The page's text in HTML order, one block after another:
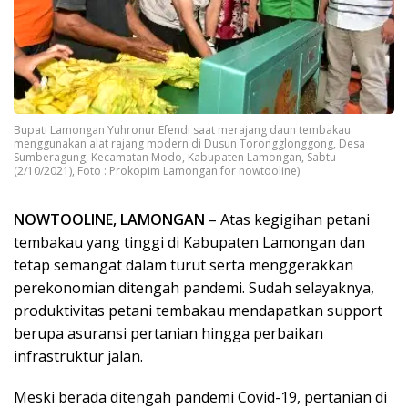
Bupati Lamongan Yuhronur Efendi saat merajang daun tembakau
menggunakan alat rajang modern di Dusun Torongglonggong, Desa
Sumberagung, Kecamatan Modo, Kabupaten Lamongan, Sabtu
(2/10/2021), Foto : Prokopim Lamongan for nowtooline)
NOWTOOLINE, LAMONGAN – Atas kegigihan petani
tembakau yang tinggi di Kabupaten Lamongan dan
tetap semangat dalam turut serta menggerakkan
perekonomian ditengah pandemi. Sudah selayaknya,
produktivitas petani tembakau mendapatkan support
berupa asuransi pertanian hingga perbaikan
infrastruktur jalan.
Meski berada ditengah pandemi Covid-19, pertanian di